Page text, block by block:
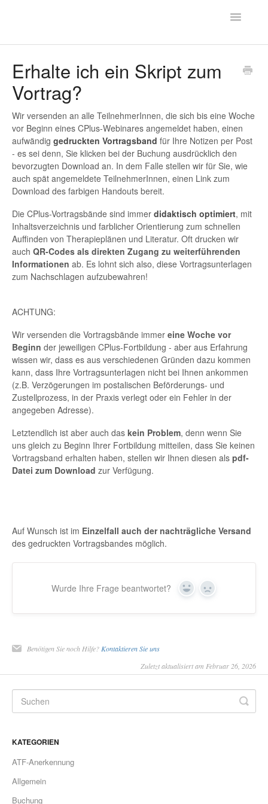
Toggle
Erhalte ich ein Skript zum
Vortrag?
Wir versenden an alle TeilnehmerInnen, die sich bis eine Woche
vor Beginn eines CPlus-Webinares angemeldet haben, einen
aufwändig gedruckten Vortragsband für Ihre Notizen per Post
- es sei denn, Sie klicken bei der Buchung ausdrücklich den
bevorzugten Download an. In dem Falle stellen wir für Sie, wie
auch spät angemeldete TeilnehmerInnen, einen Link zum
Download des farbigen Handouts bereit.
Die CPlus-Vortragsbände sind immer didaktisch optimiert, mit
Inhaltsverzeichnis und farblicher Orientierung zum schnellen
Auffinden von Therapieplänen und Literatur. Oft drucken wir
auch QR-Codes als direkten Zugang zu weiterführenden
Informationen ab. Es lohnt sich also, diese Vortragsunterlagen
zum Nachschlagen aufzubewahren!
ACHTUNG:
Wir versenden die Vortragsbände immer eine Woche vor
Beginn der jeweiligen CPlus-Fortbildung - aber aus Erfahrung
wissen wir, dass es aus verschiedenen Gründen dazu kommen
kann, dass Ihre Vortragsunterlagen nicht bei Ihnen ankommen
(z.B. Verzögerungen im postalischen Beförderungs- und
Zustellprozess, in der Praxis verlegt oder ein Fehler in der
angegeben Adresse).
Letztendlich ist aber auch das kein Problem, denn wenn Sie
uns gleich zu Beginn Ihrer Fortbildung mitteilen, dass Sie keinen
Vortragsband erhalten haben, stellen wir Ihnen diesen als pdf-
Datei zum Download zur Verfügung.
Auf Wunsch ist im Einzelfall auch der nachträgliche Versand
des gedruckten Vortragsbandes möglich.
Wurde Ihre Frage beantwortet? Yes No
Benötigen Sie noch Hilfe?Kontaktieren Sie uns
Zuletzt aktualisiert am Februar 26, 2026
KATEGORIEN
ATF-Anerkennung
Allgemein
Buchung